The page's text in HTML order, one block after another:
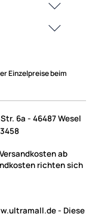
Einzelpreise beim
6a - 46487 Wesel
ab
richten sich
- Diese